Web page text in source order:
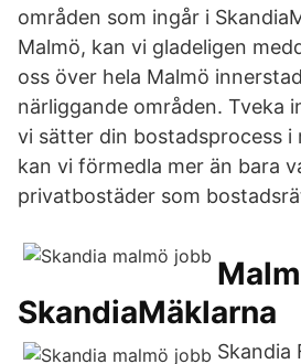
områden som ingår i
Malmö, kan vi gladeligen
oss över hela Malmö
närliggande områden. Tveka
vi sätter din bostadsprocess i
kan vi förmedla mer än bara
privatbostäder som
SkandiaMäklarna
Skandia